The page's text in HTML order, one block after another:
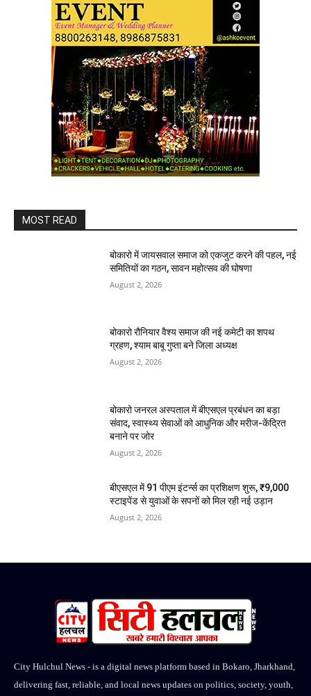
MOST READ
बोकारो में जायसवाल समाज को एकजुट करने की पहल, नई
समितियों का गठन, सावन महोत्सव की घोषणा
August 2, 2026
बोकारो रौनियार वैश्य समाज की नई कमेटी का शपथ
ग्रहण, श्याम बाबू गुप्ता बने जिला अध्यक्ष
August 2, 2026
बोकारो जनरल अस्पताल में बीएसएल प्रबंधन का बड़ा
संवाद, स्वास्थ्य सेवाओं को आधुनिक और मरीज-केंद्रित
बनाने पर जोर
August 2, 2026
बीएसएल में 91 पीएम इंटर्न्स का प्रशिक्षण शुरू, ₹9,000
स्टाइपेंड से युवाओं के सपनों को मिल रही नई उड़ान
August 2, 2026
City Hulchul News - is a digital news platform based in Bokaro, Jharkhand,
delivering fast, reliable, and local news updates on politics, society, youth,